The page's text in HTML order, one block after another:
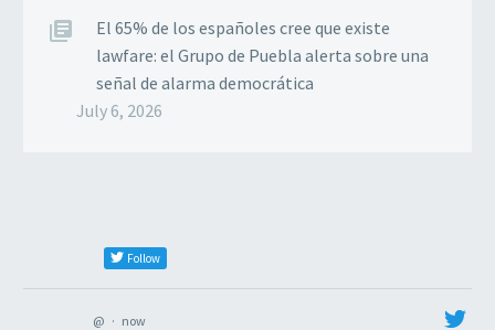
El 65% de los españoles cree que existe
lawfare: el Grupo de Puebla alerta sobre una
señal de alarma democrática
July 6, 2026
Follow
@ · now